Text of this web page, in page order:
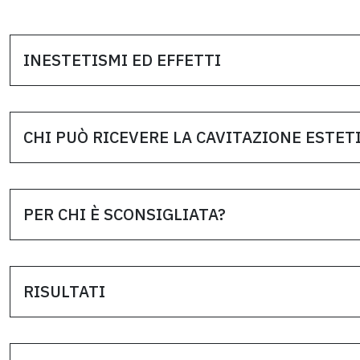
INESTETISMI ED EFFETTI
CHI PUÒ RICEVERE LA CAVITAZIONE
PER CHI È SCONSIGLIATA?
RISULTATI